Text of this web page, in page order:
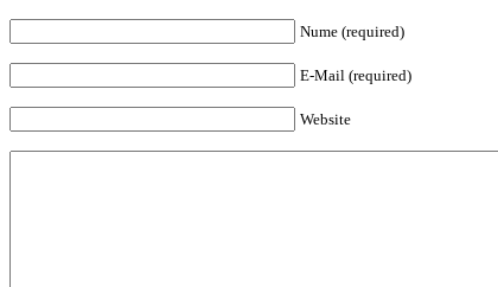
Nume (required)
E-Mail (required)
Website